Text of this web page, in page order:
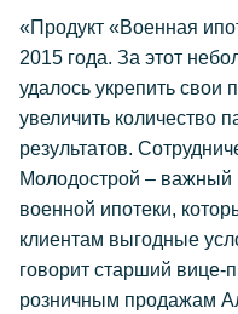
«Продукт «Военная
2015 года. За этот
удалось укрепить свои
увеличить количество
результатов.
Молодострой – важный
военной ипотеки,
клиентам выгодные
говорит старший вице-
розничным продажам